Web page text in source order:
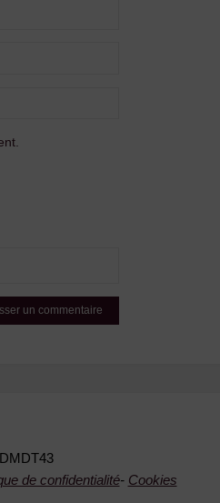
de confidentialité- Cookies